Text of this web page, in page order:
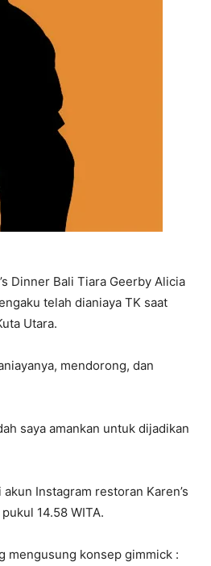
Dinner Bali Tiara Geerby Alicia
telah dianiaya TK saat
Utara.
mendorong, dan
saya amankan untuk dijadikan
Instagram restoran Karen’s
14.58 WITA.
mengusung konsep gimmick :